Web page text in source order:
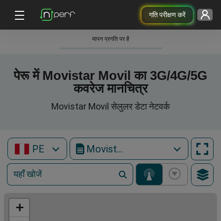
गति परीक्षण करें
मापन प्रगति पर है
पेरू में Movistar Movil का 3G/4G/5G
कवरेज मानचित्र
Movistar Movil सेलुलर डेटा नेटवर्क
PE Movistar Movil
+